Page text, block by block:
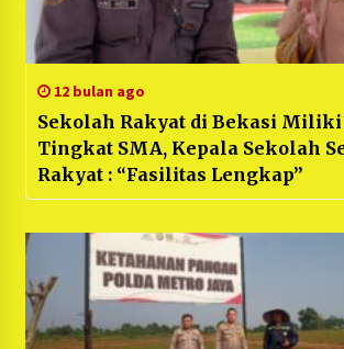
12 bulan ago
Sekolah Rakyat di Bekasi Miliki
Tingkat SMA, Kepala Sekolah
Rakyat : “Fasilitas Lengkap”